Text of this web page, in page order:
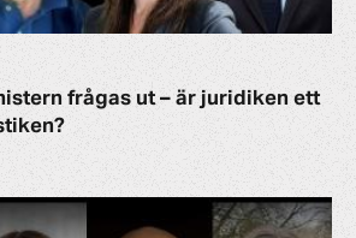
frågas ut – är juridiken ett